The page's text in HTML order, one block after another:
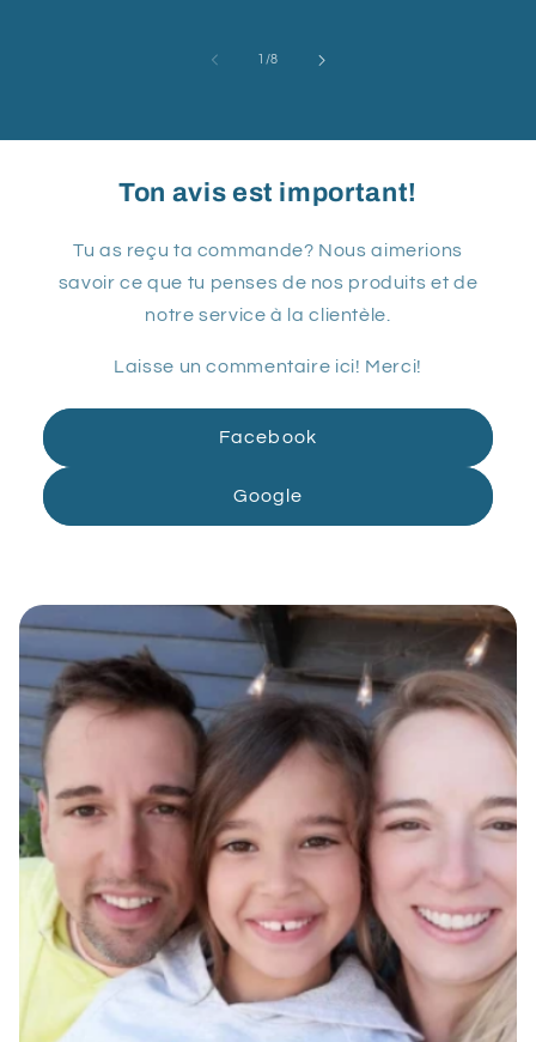
1 /de
8
Ton avis est important!
Tu as reçu ta commande? Nous aimerions
savoir ce que tu penses de nos produits et de
notre service à la clientèle.
Laisse un commentaire ici! Merci!
Facebook
Google